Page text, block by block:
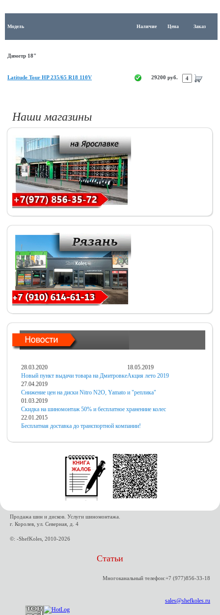
Модель Наличие Цена Заказ
Диметр 18"
Latitude Tour HP 235/65 R18 110V 29200 руб.
Наши магазины
28.03.2020
Новый пункт выдачи товара на Дмитровке
18.05.2019
Акция лето 2019
27.04.2019
Снижение цен на диски Nitro N2O, Yamato и "реплика"
01.03.2019
Скидка на шиномонтаж 50% и бесплатное хранениие колес
22.01.2015
Бесплатная доставка до транспортной компании!
Продажа шин и дисков. Услуги шиномонтажа.
г. Королев, ул. Северная, д. 4
©: -ShefKoles, 2010-2026
Статьи
Многоканальный телефон:+7 (977)856-33-18
sales@shefkoles.ru